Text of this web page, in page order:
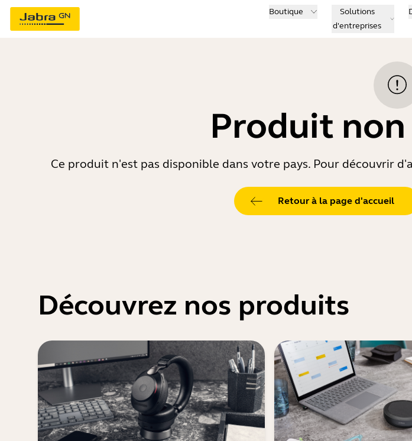
Boutique
Solutions
d'entreprises
Produit
Ce produit n'est pas disponible dans votre pays. Pour découvrir
Retour à la page d'accueil
Découvrez nos produits